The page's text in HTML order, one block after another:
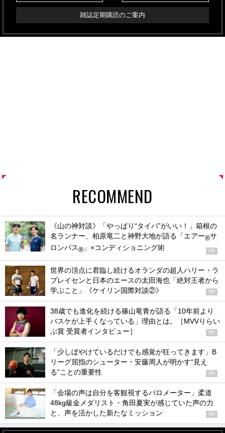
雑誌定期購読のご案内
RECOMMEND
《山の神対談》「やっぱり“タイパ”がいい！」箱根の
名ランナー、柏原竜二と神野大地が語る「エアー®サ
ロンパス® 」×コンディショニング術 PR
世界の頂点に君臨し続けるオランダの超人ハリー・ラ
ブレイセンと日本のエースの太田海也「絶対王者から
学ぶこと」《ケイリン国際対談②》
PR
38歳でも進化を続ける篠山竜青が語る「10年前より
バスケが上手くなっている」理由とは。［MVVりらい
ぶ賞 受賞者インタビュー］
PR
「少しぼやけているだけでも感覚が狂ってきます」B
リーグ屈指のシューター・安藤周人が明かす“見え
る”ことの重要性
PR
「会場の声は自分を客観視するバロメーター」柔道
48kg級金メダリスト・角田夏実が感じていた声の力
と、声を活かした新たなミッション
PR